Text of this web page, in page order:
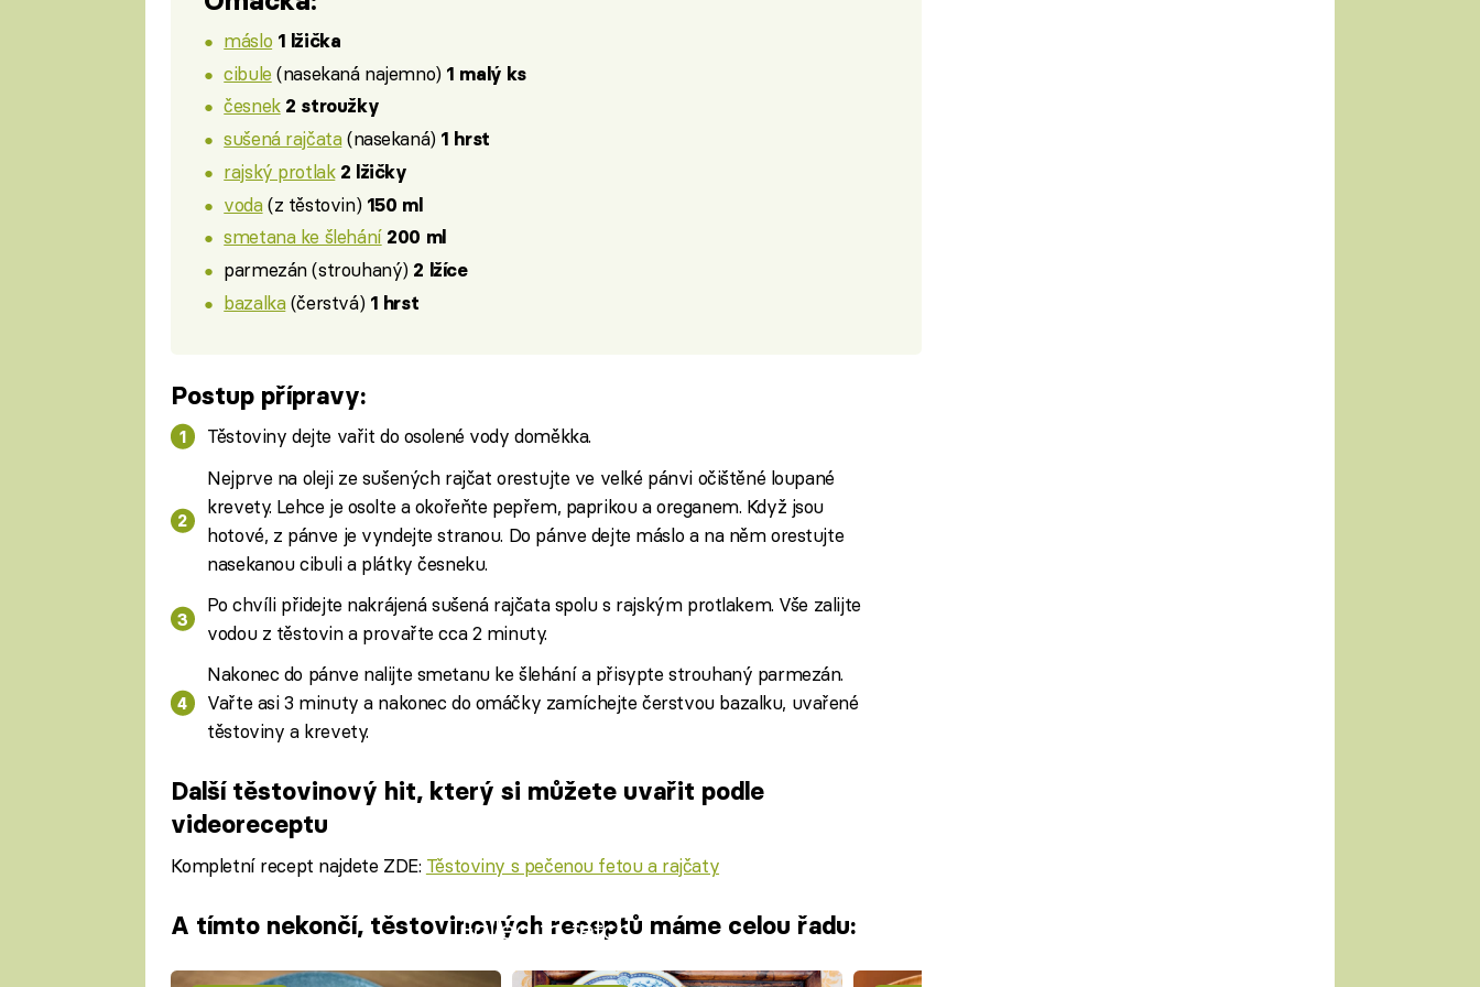
máslo 1 lžička
cibule (nasekaná najemno) 1 malý ks
česnek 2 stroužky
sušená rajčata(nasekaná) 1 hrst
rajský protlak 2 lžičky
voda(z těstovin) 150 ml
smetana ke šlehání 200 ml
parmezán (strouhaný) 2 lžíce
bazalka(čerstvá) 1 hrst
Postup přípravy:
Těstoviny dejte vařit do osolené vody doměkka.
Nejprve na oleji ze sušených rajčat orestujte ve velké pánvi očištěné loupané
krevety. Lehce je osolte a okořeňte pepřem, paprikou a oreganem. Když jsou
hotové, z pánve je vyndejte stranou. Do pánve dejte máslo a na něm orestujte
nasekanou cibuli a plátky česneku.
Po chvíli přidejte nakrájená sušená rajčata spolu s rajským protlakem. Vše zalijte
vodou z těstovin a provařte cca 2 minuty.
Nakonec do pánve nalijte smetanu ke šlehání a přisypte strouhaný parmezán.
Vařte asi 3 minuty a nakonec do omáčky zamíchejte čerstvou bazalku, uvařené
těstoviny a krevety.
Další těstovinový hit, který si můžete uvařit podle
videoreceptu
Kompletní recept najdete ZDE: Těstoviny s pečenou fetou a rajčaty
Failed to fetch
A tímto nekončí, těstovinových receptů máme celou řadu: